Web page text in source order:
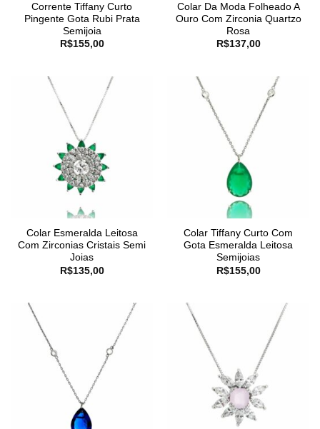
Corrente Tiffany Curto
Pingente Gota Rubi Prata
Semijoia
R$155,00
Colar Da Moda Folheado A
Ouro Com Zirconia Quartzo
Rosa
R$137,00
Colar Esmeralda Leitosa
Com Zirconias Cristais Semi
Joias
R$135,00
Colar Tiffany Curto Com
Gota Esmeralda Leitosa
Semijoias
R$155,00